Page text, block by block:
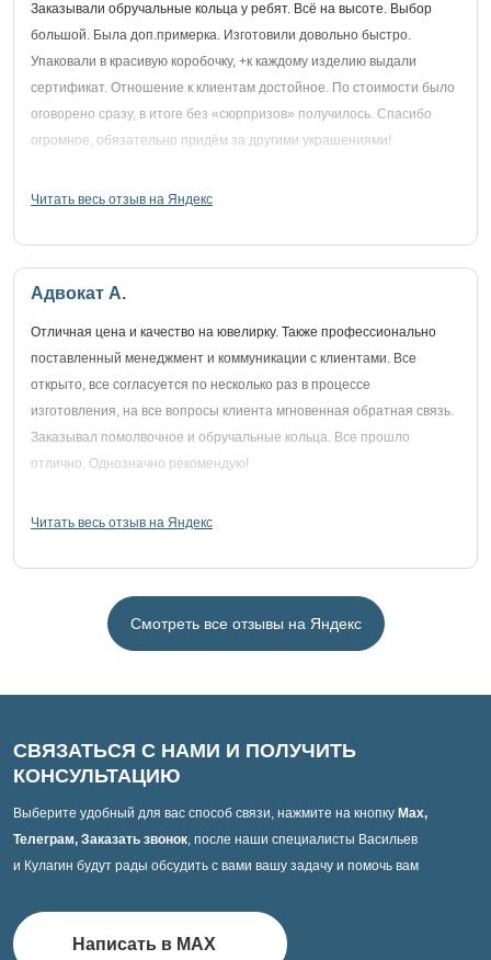
Заказывали обручальные кольца у ребят. Всё на высоте. Выбор
большой. Была доп.примерка. Изготовили довольно быстро.
Упаковали в красивую коробочку, +к каждому изделию выдали
сертификат. Отношение к клиентам достойное. По стоимости было
оговорено сразу, в итоге без «сюрпризов» получилось. Спасибо
огромное, обязательно придём за другими украшениями!
Читать весь отзыв на Яндекс
Адвокат А.
Отличная цена и качество на ювелирку. Также профессионально
поставленный менеджмент и коммуникации с клиентами. Все
открыто, все согласуется по несколько раз в процессе
изготовления, на все вопросы клиента мгновенная обратная связь.
Заказывал помолвочное и обручальные кольца. Все прошло
отлично. Однозначно рекомендую!
Читать весь отзыв на Яндекс
Смотреть все отзывы на Яндекс
СВЯЗАТЬСЯ С НАМИ И ПОЛУЧИТЬ
КОНСУЛЬТАЦИЮ
Выберите удобный для вас способ связи, нажмите на кнопку Max,
Телеграм, Заказать звонок, после наши специалисты Васильев
и Кулагин будут рады обсудить с вами вашу задачу и помочь вам
Написать в MAX